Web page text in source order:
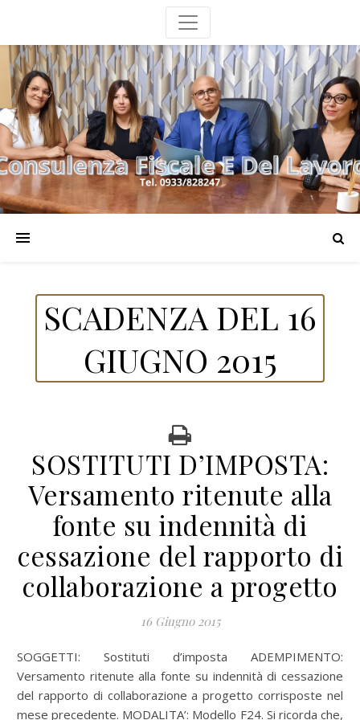
SCADENZA DEL 16
GIUGNO 2015
SOSTITUTI D’IMPOSTA:
Versamento ritenute alla
fonte su indennità di
cessazione del rapporto di
collaborazione a progetto
16 Giugno 2015
SOGGETTI: Sostituti d’imposta ADEMPIMENTO:
Versamento ritenute alla fonte su indennità di cessazione
del rapporto di collaborazione a progetto corrisposte nel
mese precedente. MODALITA’: Modello F24. Si ricorda che,